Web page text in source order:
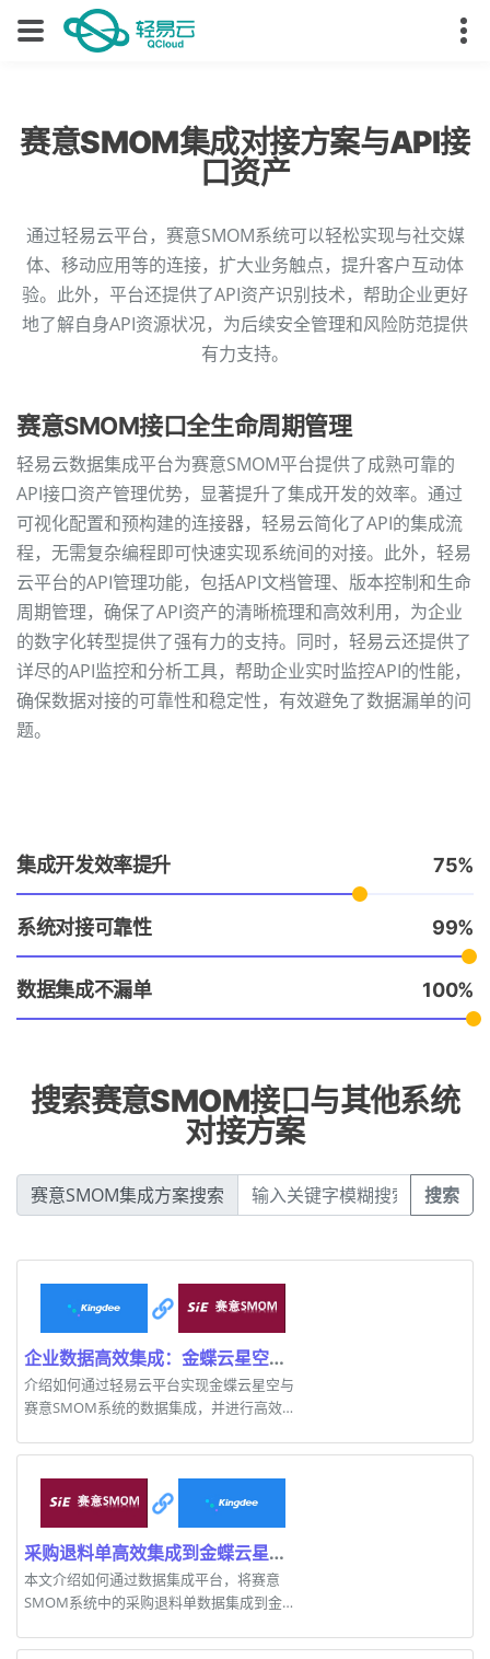
赛意SMOM集成对接方案与API接
口资产
通过轻易云平台，赛意SMOM系统可以轻松实现与社交媒
体、移动应用等的连接，扩大业务触点，提升客户互动体
验。此外，平台还提供了API资产识别技术，帮助企业更好
地了解自身API资源状况，为后续安全管理和风险防范提供
有力支持。
赛意SMOM接口全生命周期管理
轻易云数据集成平台为赛意SMOM平台提供了成熟可靠的
API接口资产管理优势，显著提升了集成开发的效率。通过
可视化配置和预构建的连接器，轻易云简化了API的集成流
程，无需复杂编程即可快速实现系统间的对接。此外，轻易
云平台的API管理功能，包括API文档管理、版本控制和生命
周期管理，确保了API资产的清晰梳理和高效利用，为企业
的数字化转型提供了强有力的支持。同时，轻易云还提供了
详尽的API监控和分析工具，帮助企业实时监控API的性能，
确保数据对接的可靠性和稳定性，有效避免了数据漏单的问
题。
集成开发效率提升 75
系统对接可靠性 99
数据集成不漏单 100
搜索赛意SMOM接口与其他系统
对接方案
赛意SMOM集成方案搜索 搜索
企业数据高效集成：金蝶云星空与赛意SMOM对接案例
介绍如何通过轻易云平台实现金蝶云星空与
赛意SMOM系统的数据集成，并进行高效监
采购退料单高效集成到金蝶云星空的技术方案
本文介绍如何通过数据集成平台，将赛意
SMOM系统中的采购退料单数据集成到金蝶